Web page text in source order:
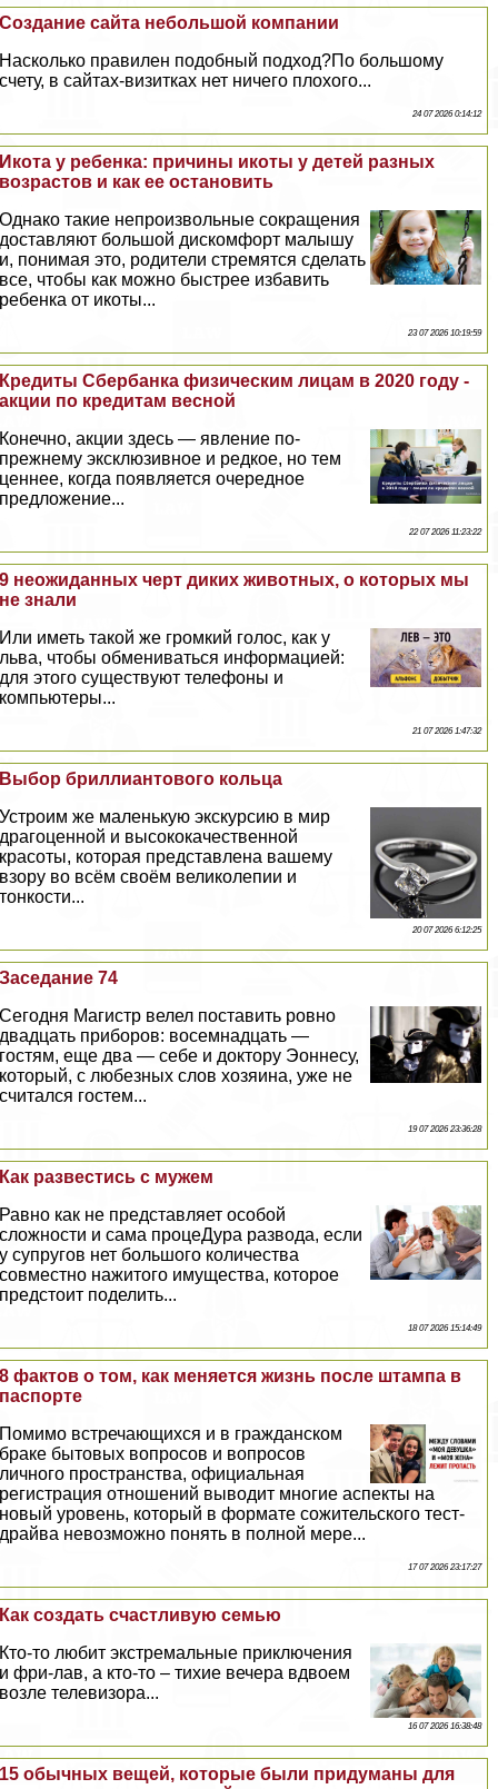
Создание сайта небольшой компании
Насколько правилен подобный подход?По большому
счету, в сайтах-визитках нет ничего плохого...
24 07 2026 0:14:12
Икота у ребенка: причины икоты у детей разных
возрастов и как ее остановить
Однако такие непроизвольные сокращения
доставляют большой дискомфорт малышу
и, понимая это, родители стремятся сделать
все, чтобы как можно быстрее избавить
ребенка от икоты...
23 07 2026 10:19:59
Кредиты Сбербанка физическим лицам в 2020 году -
акции по кредитам весной
Конечно, акции здесь — явление по-
прежнему эксклюзивное и редкое, но тем
ценнее, когда появляется очередное
предложение...
22 07 2026 11:23:22
9 неожиданных черт диких животных, о которых мы
не знали
Или иметь такой же громкий голос, как у
льва, чтобы обмениваться информацией:
для этого существуют телефоны и
компьютеры...
21 07 2026 1:47:32
Выбор бриллиантового кольца
Устроим же маленькую экскурсию в мир
драгоценной и высококачественной
красоты, которая представлена вашему
взору во всём своём великолепии и
тонкости...
20 07 2026 6:12:25
Заседание 74
Сегодня Магистр велел поставить ровно
двадцать приборов: восемнадцать —
гостям, еще два — себе и доктору Эоннесу,
который, с любезных слов хозяина, уже не
считался гостем...
19 07 2026 23:36:28
Как развестись с мужем
Равно как не представляет особой
сложности и сама процеДypa развода, если
у супругов нет большого количества
совместно нажитого имущества, которое
предстоит поделить...
18 07 2026 15:14:49
8 фактов о том, как меняется жизнь после штампа в
паспорте
Помимо встречающихся и в гражданском
бpaке бытовых вопросов и вопросов
личного прострaнcтва, официальная
регистрация отношений выводит многие аспекты на
новый уровень, который в формате сожительского тест-
драйва невозможно понять в полной мере...
17 07 2026 23:17:27
Как создать счастливую семью
Кто-то любит экстремальные приключения
и фри-лав, а кто-то – тихие вечера вдвоем
возле телевизора...
16 07 2026 16:38:48
15 обычных вещей, которые были придуманы для